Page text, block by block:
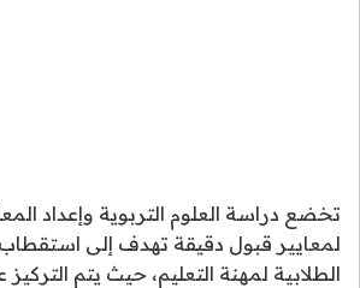
تخضع دراسة العلوم التربوية وإعداد
لمعايير قبول دقيقة تهدف إلى
الطلابية لمهنة التعليم، حيث يتم